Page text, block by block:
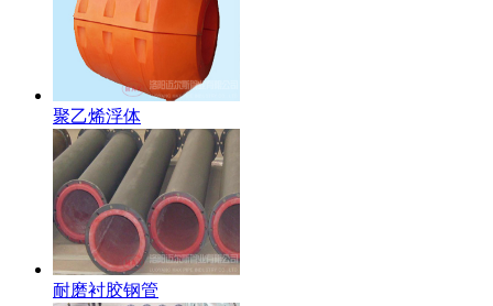
聚乙烯浮体
耐磨衬胶钢管